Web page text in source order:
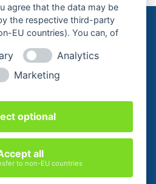
ändern
ZAHLUNGSARTEN
AGB
IMPRESSUM
agree that the data may be
the respective third-party
EU countries). You can, of
Analytics
Marketing
optional
all
to non-EU countries